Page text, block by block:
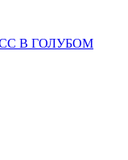
В ГОЛУБОМ